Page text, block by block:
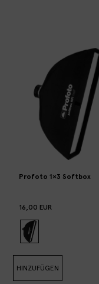
Profoto 1×3 Softbox
16,00 EUR
HINZUFÜGEN